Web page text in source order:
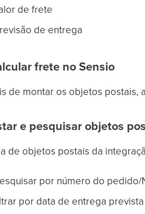
de frete
de entrega
frete no Sensio
de montar os objetos postais,
e pesquisar objetos
de objetos postais da
por número do pedido/
por data de entrega prevista